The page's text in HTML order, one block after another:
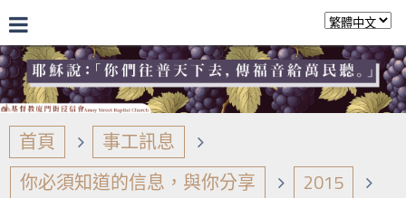
首頁
事工訊息
你必須知道的信息，與你分享
2015